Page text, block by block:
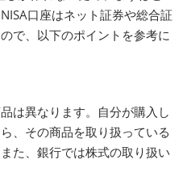
口座はネット証券や総合証
で、以下のポイントを参考に
は異なります。自分が購入し
、その商品を取り扱っている
た、銀行では株式の取り扱い